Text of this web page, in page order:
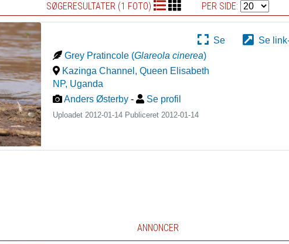
SØGERESULTATER (1 FOTO) PER SIDE:
Se
Se
Grey Pratincole (Glareola cinerea)
Kazinga Channel, Queen Elisabeth
NP, Uganda
Anders Østerby - Se profil
Uploadet 2012-01-14 Publiceret2012-01-14
ANNONCER